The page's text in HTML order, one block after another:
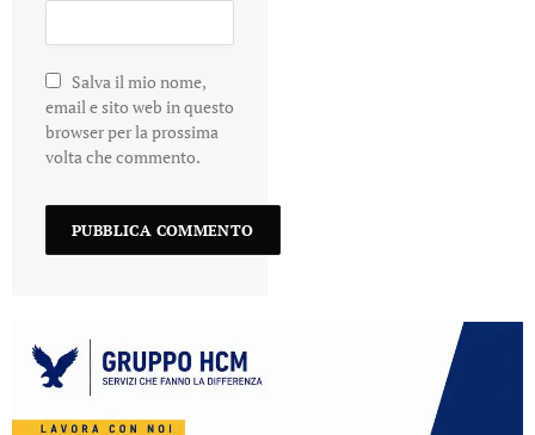
Salva il mio nome,
email e sito web in questo
browser per la prossima
volta che commento.